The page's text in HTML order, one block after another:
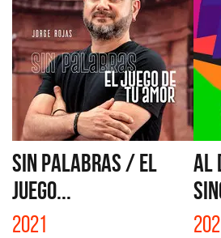
SIN PALABRAS / EL
JUEGO...
2021
AL